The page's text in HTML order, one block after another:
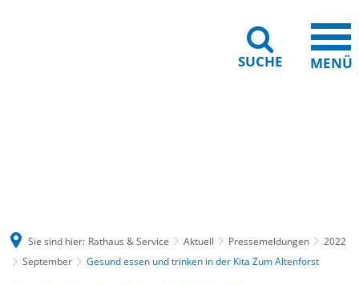
SUCHE MENÜ
Sie sind hier: Rathaus & Service Aktuell Pressemeldungen
2022
September
Gesund essen und trinken in der Kita Zum Altenforst